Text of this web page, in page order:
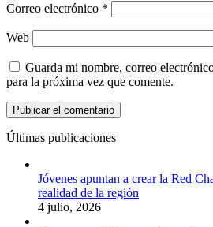
Correo electrónico *
Web
Guarda mi nombre, correo
para la próxima vez que comente.
Últimas publicaciones
Jóvenes apuntan a crear la Red
realidad de la región
4 julio, 2026